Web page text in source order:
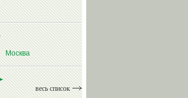
Москва
весь список